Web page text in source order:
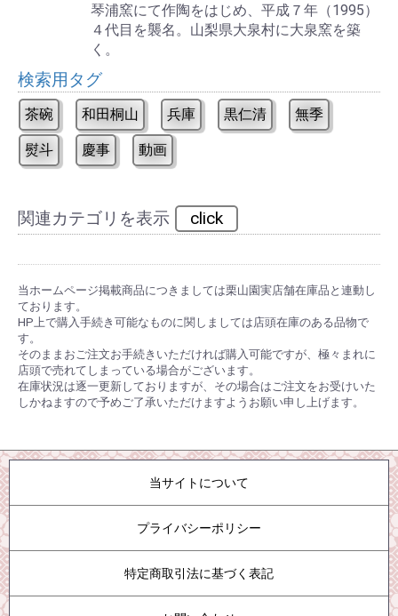
琴浦窯にて作陶をはじめ、平成７年（1995）
４代目を襲名。山梨県大泉村に大泉窯を築
く。
検索用タグ
茶碗 和田桐山 兵庫 黒仁清 無季
熨斗 慶事 動画
関連カテゴリを表示 click
当ホームページ掲載商品につきましては栗山園実店舗在庫品と連動し
ております。
HP上で購入手続き可能なものに関しましては店頭在庫のある品物で
す。
そのままおご注文お手続きいただければ購入可能ですが、極々まれに
店頭で売れてしまっている場合がございます。
在庫状況は逐一更新しておりますが、その場合はご注文をお受けいた
しかねますので予めご了承いただけますようお願い申し上げます。
当サイトについて
プライバシーポリシー
特定商取引法に基づく表記